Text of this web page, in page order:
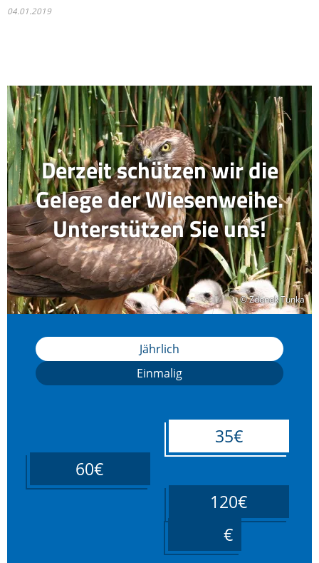
04.01.2019
© Zdenek Tunka
© Zdenek Tunka
Derzeit schützen wir die
Gelege der Wiesenweihe.
Unterstützen Sie uns!
Jährlich
Einmalig
35€
60€
120€